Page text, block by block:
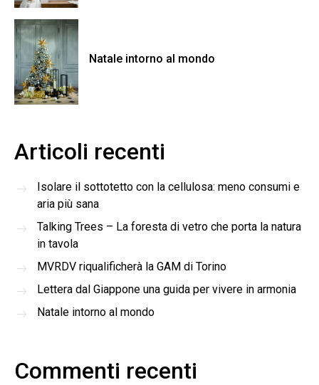
Natale intorno al mondo
Articoli recenti
Isolare il sottotetto con la cellulosa: meno consumi e
aria più sana
Talking Trees – La foresta di vetro che porta la natura
in tavola
MVRDV riqualificherà la GAM di Torino
Lettera dal Giappone una guida per vivere in armonia
Natale intorno al mondo
Commenti recenti